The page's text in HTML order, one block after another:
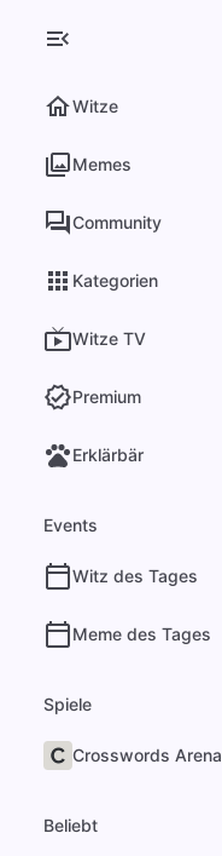
Witze
Memes
Community
Kategorien
Witze TV
Premium
Erklärbär
Events
Witz des Tages
Meme des Tages
Spiele
Crosswords Arena
Beliebt